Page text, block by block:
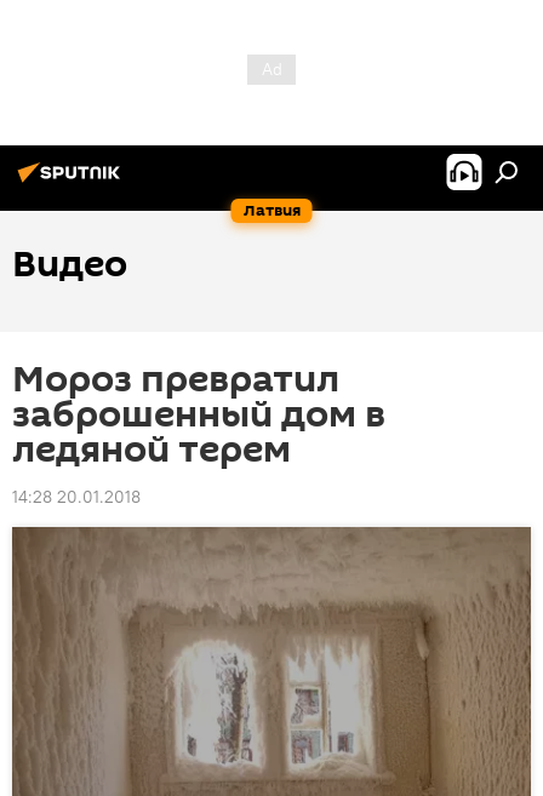
Латвия
Видео
Мороз превратил
заброшенный дом в
ледяной терем
14:28 20.01.2018